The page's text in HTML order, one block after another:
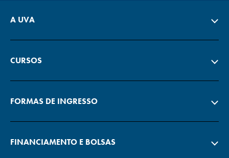
A UVA
CURSOS
FORMAS DE INGRESSO
FINANCIAMENTO E BOLSAS